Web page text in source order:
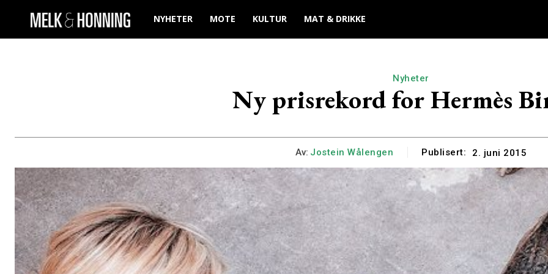
NYHETER MOTE KULTUR MAT & DRIKKE
Nyheter
Ny prisrekord for Hermès
Av: Jostein Wålengen Publisert: 2. juni 2015